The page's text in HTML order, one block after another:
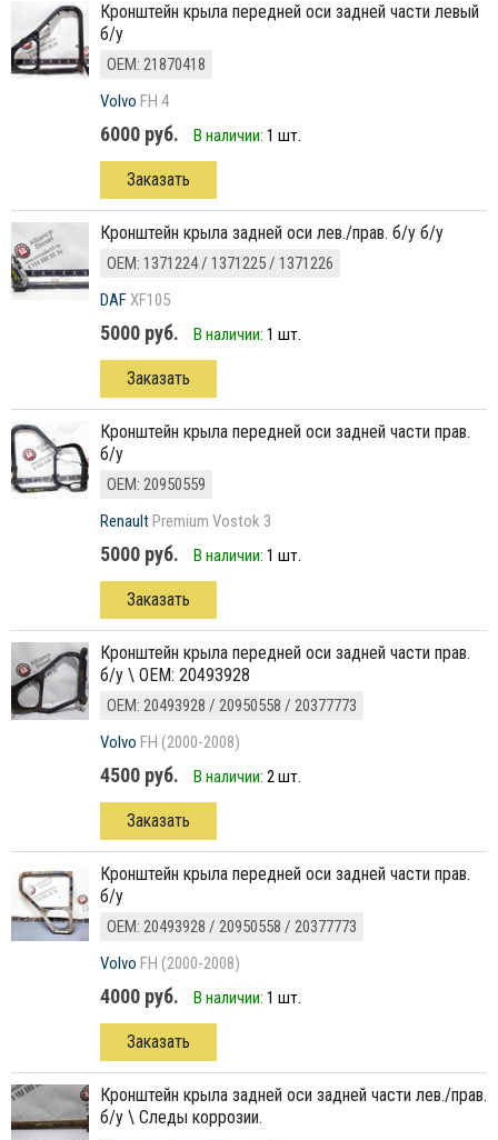
кронштейн крыла передней оси задней части левый
б/у
ОЕМ: 21870418
Volvo FH 4
6000 руб. В наличии: 1 шт.
Заказать
кронштейн крыла задней оси лев./прав. б/у б/у
ОЕМ: 1371224 / 1371225 / 1371226
DAFXF105
5000 руб. В наличии: 1 шт.
Заказать
кронштейн крыла передней оси задней части прав.
б/у
ОЕМ: 20950559
Renault Premium Vostok 3
5000 руб. В наличии: 1 шт.
Заказать
кронштейн крыла передней оси задней части прав.
б/у \ ОЕМ: 20493928
ОЕМ: 20493928 / 20950558 / 20377773
Volvo FH (2000-2008)
4500 руб. В наличии: 2 шт.
Заказать
кронштейн крыла передней оси задней части прав.
б/у
ОЕМ: 20493928 / 20950558 / 20377773
Volvo FH (2000-2008)
4000 руб. В наличии: 1 шт.
Заказать
кронштейн крыла задней оси задней части лев./прав.
б/у \ Следы коррозии.